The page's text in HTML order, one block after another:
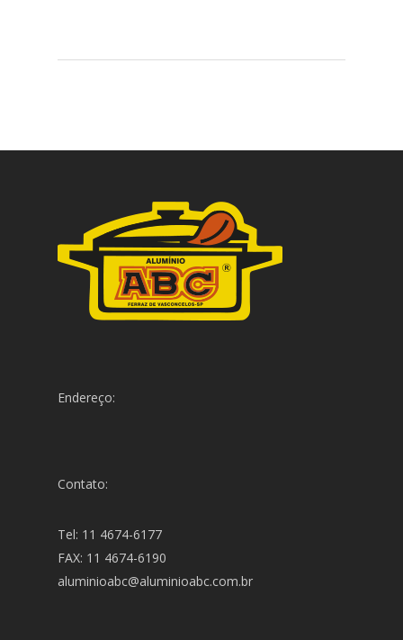
Endereço:
Contato:
Tel: 11 4674-6177
FAX: 11 4674-6190
aluminioabc@aluminioabc.com.br